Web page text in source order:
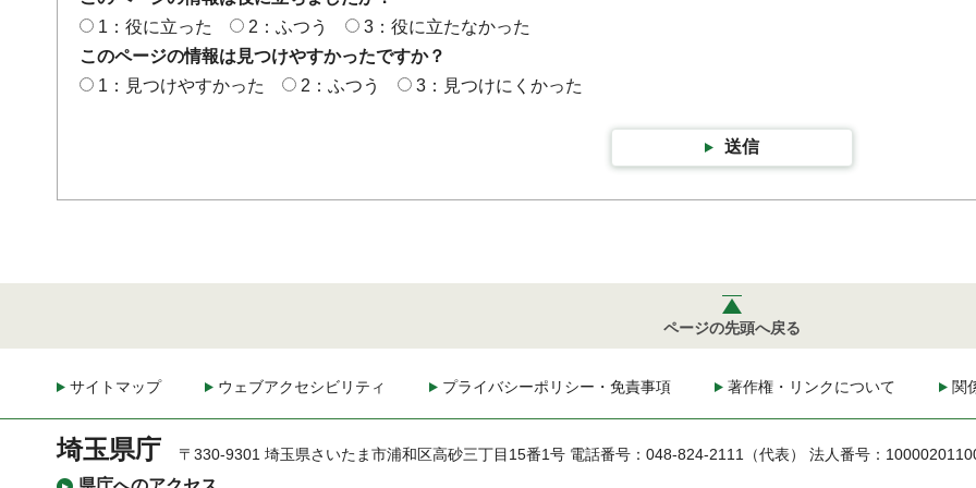
1：役に立った
2：ふつう
3：役に立たなかった
このページの情報は見つけやすかったですか？
1：見つけやすかった
2：ふつう 3：見つけにくかった
送信
ページの先頭へ戻る
サイトマップ ウェブアクセシビリティ プライバシーポリシー・免責事項 著作権・リンクについて 関
埼玉県庁 〒330-9301 埼玉県さいたま市浦和区高砂三丁目15番1号 電話番号：048-824-2111（代表） 法人番号：